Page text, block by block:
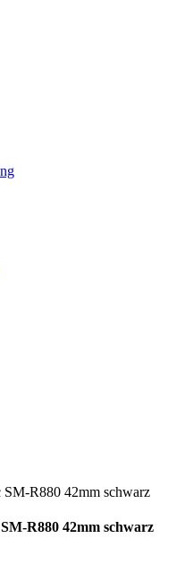
R880 42mm schwarz